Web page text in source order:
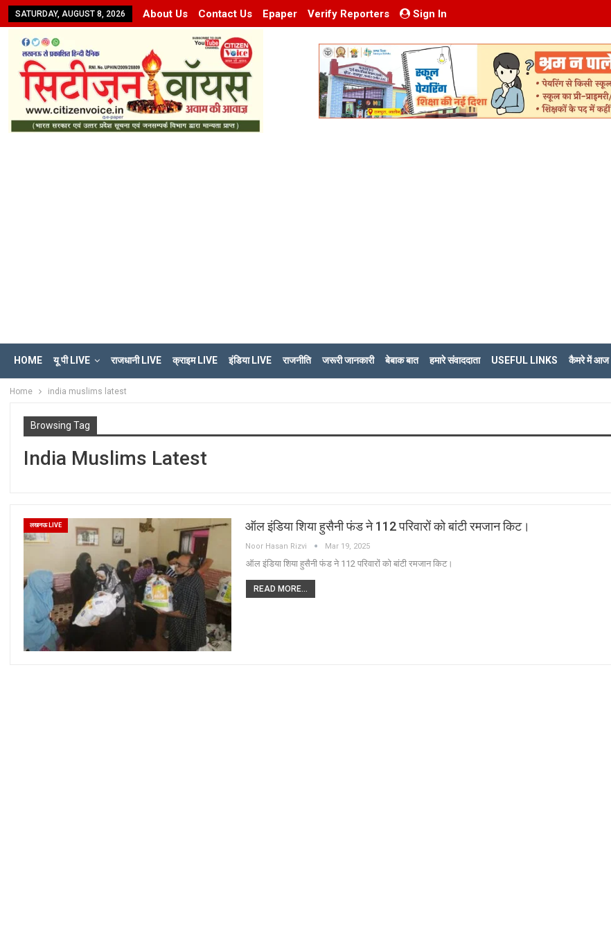
SATURDAY, AUGUST 8, 2026 About Us Contact Us Epaper Verify Reporters Sign In
HOME यू पी LIVE राजधानी LIVE क्राइम LIVE इंडिया LIVE राजनीति जरूरी जानकारी बेबाक बात हमारे संवाददाता USEFUL LINKS कैमरे में आज
Home india muslims latest
Browsing Tag
India Muslims Latest
लखनऊ LIVE ऑल इंडिया शिया हुसैनी फंड ने 112 परिवारों को बांटी रमजान किट।
Noor Hasan Rizvi Mar 19, 2025
ऑल इंडिया शिया हुसैनी फंड ने 112 परिवारों को बांटी रमजान किट।
READ MORE...